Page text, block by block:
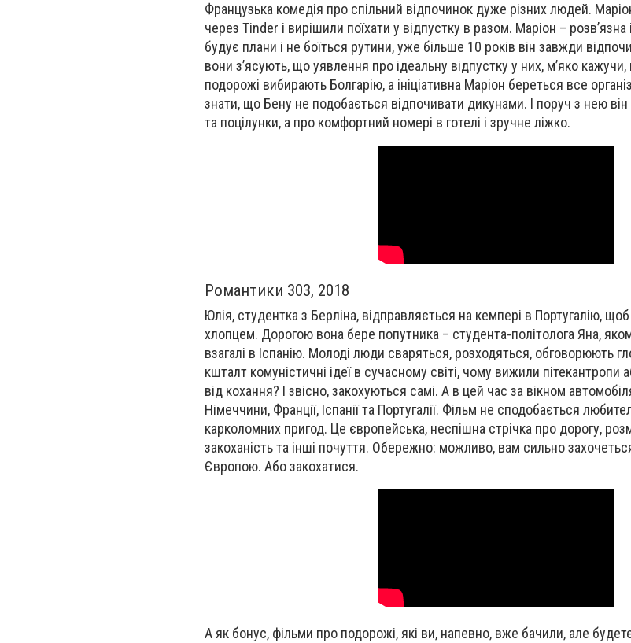
Французька комедія про спільний відпочинок дуже різних людей.
через Tinder і вирішили поїхати у відпустку в разом. Маріон –
будує плани і не боїться рутини, уже більше 10 років він завжди
вони з’ясують, що уявлення про ідеальну відпустку у них, м’яко
подорожі вибирають Болгарію, а ініціативна Маріон береться все
знати, що Бену не подобається відпочивати дикунами. І поруч з нею
та поцілунки, а про комфортний номері в готелі і зручне ліжко.
Романтики 303, 2018
Юлія, студентка з Берліна, відправляється на кемпері в Португалію, щоб
хлопцем. Дорогою вона бере попутника – студента-політолога Яна,
взагалі в Іспанію. Молоді люди сваряться, розходяться, обговорюють
кшталт комуністичні ідеї в сучасному світі, чому вижили пітекантропи
від кохання? І звісно, закохуються самі. А в цей час за вікном
Німеччини, Франції, Іспанії та Португалії. Фільм не сподобається
карколомних пригод. Це європейська, неспішна стрічка про дорогу,
закоханість та інші почуття. Обережно: можливо, вам сильно
Європою. Або закохатися.
А як бонус, фільми про подорожі, які ви, напевно, вже бачили, але